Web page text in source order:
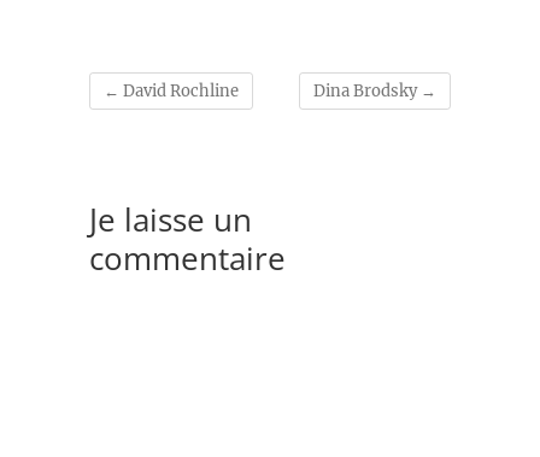
← David Rochline Dina Brodsky →
Je laisse un
commentaire